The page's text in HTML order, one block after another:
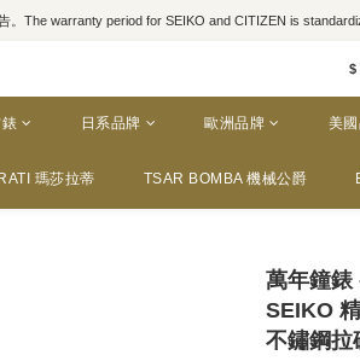
。The warranty period for SEIKO and CITIZEN is
$
日系品牌 歐洲品牌 美
瑪莎拉蒂 TSAR BOMBA 機械公爵
萬年鐘錶
SEIKO
不鏽鋼拉